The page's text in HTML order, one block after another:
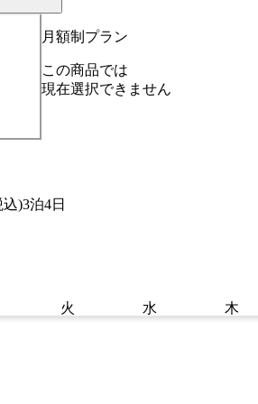
月額制プラン
この商品では
現在選択できません
込)3泊4日
火 水 木